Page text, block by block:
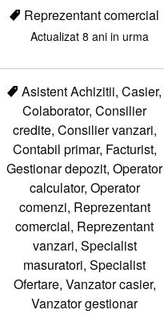
Reprezentant comercial
Actualizat 8 ani in urma
Asistent Achizitii, Casier,
Colaborator, Consilier
credite, Consilier vanzari,
Contabil primar, Facturist,
Gestionar depozit, Operator
calculator, Operator
comenzi, Reprezentant
comercial, Reprezentant
vanzari, Specialist
masuratori, Specialist
Ofertare, Vanzator casier,
Vanzator gestionar